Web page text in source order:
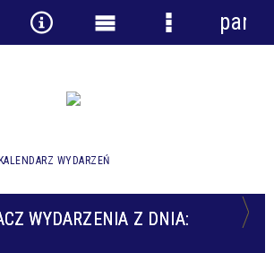
WYDARZEŃ
WYDARZENIA Z DNIA:
Narzędzia
Menu Menu
panel